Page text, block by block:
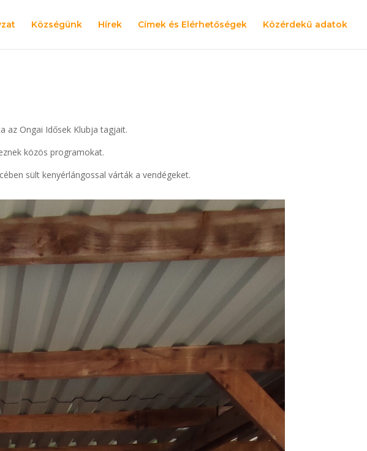
Községünk Hírek Címek és Elérhetőségek Közérdekű adatok
az Ongai Idősek Klubja tagjait.
közös programokat.
sült kenyérlángossal várták a vendégeket.